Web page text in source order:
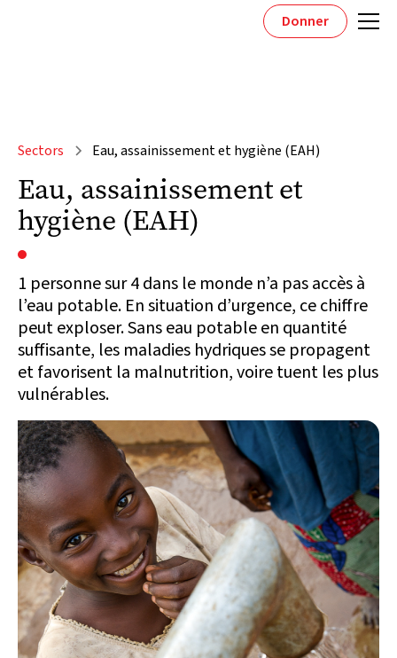
Donner
Sectors Eau, assainissement et hygiène (EAH)
Eau, assainissement et
hygiène (EAH)
1 personne sur 4 dans le monde n’a pas accès à
l’eau potable. En situation d’urgence, ce chiffre
peut exploser. Sans eau potable en quantité
suffisante, les maladies hydriques se propagent
et favorisent la malnutrition, voire tuent les plus
vulnérables.